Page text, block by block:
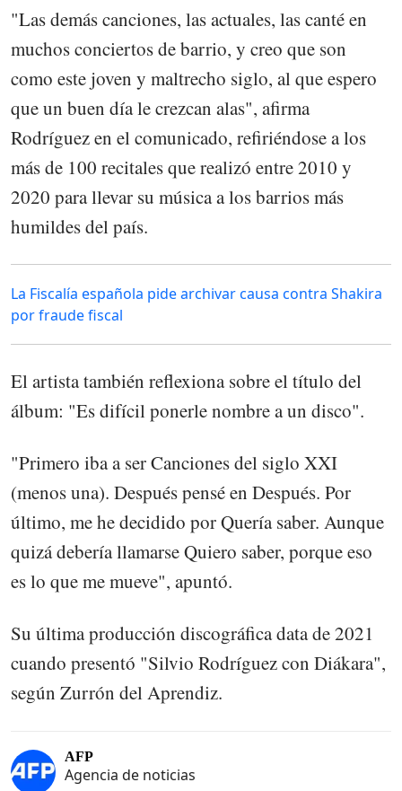
"Las demás canciones, las actuales, las canté en
muchos conciertos de barrio, y creo que son
como este joven y maltrecho siglo, al que espero
que un buen día le crezcan alas", afirma
Rodríguez en el comunicado, refiriéndose a los
más de 100 recitales que realizó entre 2010 y
2020 para llevar su música a los barrios más
humildes del país.
La Fiscalía española pide archivar causa contra Shakira
por fraude fiscal
El artista también reflexiona sobre el título del
álbum: "Es difícil ponerle nombre a un disco".
"Primero iba a ser Canciones del siglo XXI
(menos una). Después pensé en Después. Por
último, me he decidido por Quería saber. Aunque
quizá debería llamarse Quiero saber, porque eso
es lo que me mueve", apuntó.
Su última producción discográfica data de 2021
cuando presentó "Silvio Rodríguez con Diákara",
según Zurrón del Aprendiz.
AFP
Agencia de noticias